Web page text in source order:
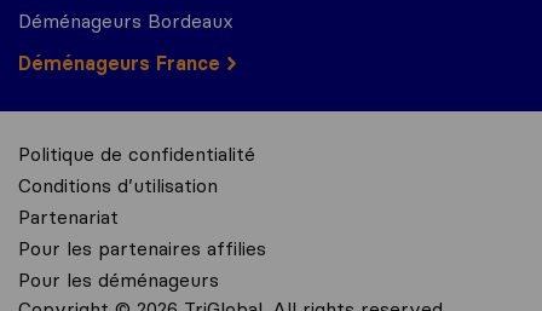
Déménageurs Bordeaux
Déménageurs France
Politique de confidentialité
Conditions d’utilisation
Partenariat
Pour les partenaires affilies
Pour les déménageurs